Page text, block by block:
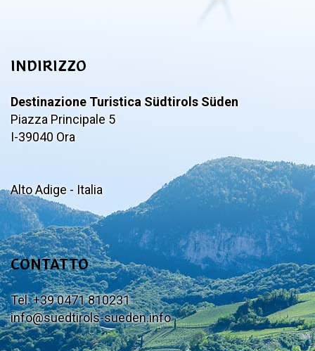
INDIRIZZO
Destinazione Turistica Südtirols Süden
Piazza Principale 5
I-39040 Ora
Alto Adige - Italia
CONTATTO
Tel. +39 0471 810231
info@suedtirols-sueden.info